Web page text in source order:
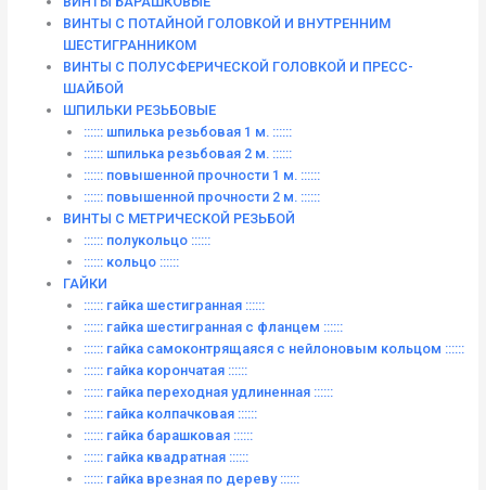
ВИНТЫ С ПОТАЙНОЙ ГОЛОВКОЙ И ВНУТРЕННИМ
ШЕСТИГРАННИКОМ
ВИНТЫ С ПОЛУСФЕРИЧЕСКОЙ ГОЛОВКОЙ И ПРЕСС-
ШАЙБОЙ
ШПИЛЬКИ РЕЗЬБОВЫЕ
:::::: шпилька резьбовая 1 м. ::::::
:::::: шпилька резьбовая 2 м. ::::::
:::::: повышенной прочности 1 м. ::::::
:::::: повышенной прочности 2 м. ::::::
ВИНТЫ C МЕТРИЧЕСКОЙ РЕЗЬБОЙ
:::::: полукольцо ::::::
:::::: кольцо ::::::
ГАЙКИ
:::::: гайка шестигранная ::::::
:::::: гайка шестигранная с фланцем ::::::
:::::: гайка самоконтрящаяся с нейлоновым кольцом ::::::
:::::: гайка корончатая ::::::
:::::: гайка переходная удлиненная ::::::
:::::: гайка колпачковая ::::::
:::::: гайка барашковая ::::::
:::::: гайка квадратная ::::::
:::::: гайка врезная по дереву ::::::